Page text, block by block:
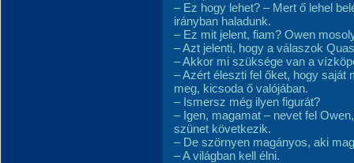
– Ez hogy lehet? – Mert ő lehel
irányban haladunk.
– Ez mit jelent, fiam? Owen
– Azt jelenti, hogy a válaszok
– Akkor mi szüksége van a
– Azért éleszti fel őket, hogy saját
meg, kicsoda ő valójában.
– Ismersz még ilyen figurát?
– Igen, magamat – nevet fel
szünet következik.
– De szörnyen magányos, aki
– A világban kell élni.